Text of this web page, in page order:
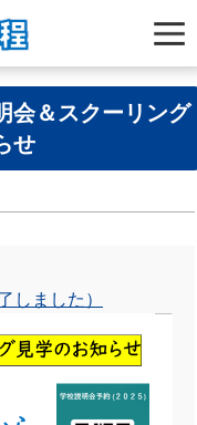
＆スクーリング
せ
しました）